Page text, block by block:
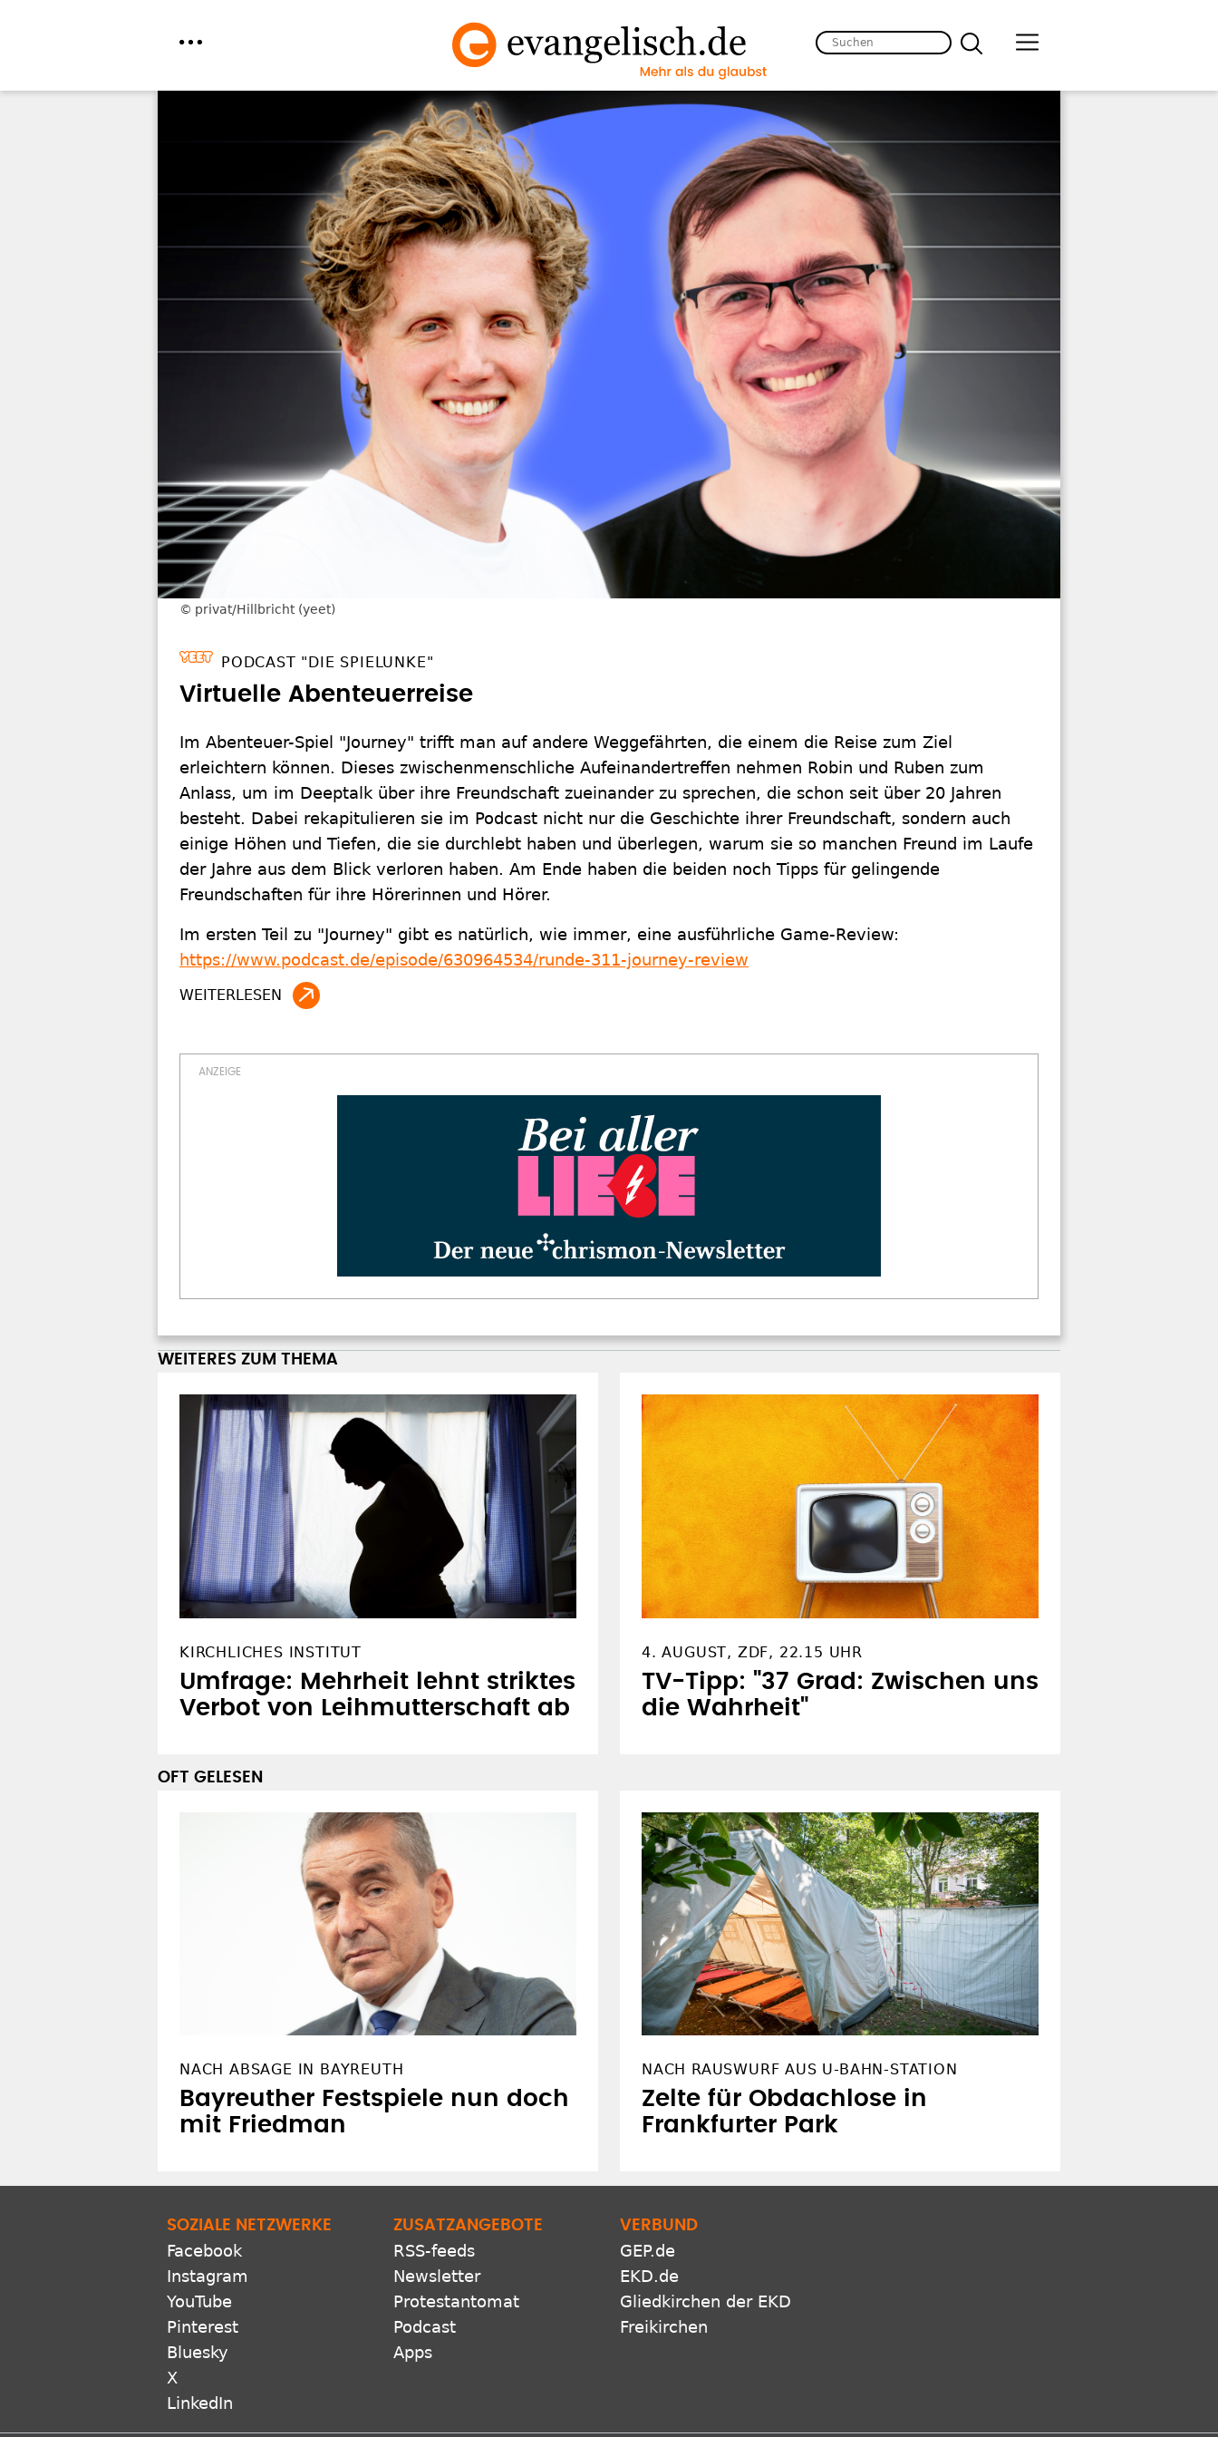
privat/Hillbricht (yeet)
PODCAST "DIE SPIELUNKE"
Virtuelle Abenteuerreise
Im Abenteuer-Spiel "Journey" trifft man auf andere Weggefährten, die einem die Reise zum Ziel
erleichtern können. Dieses zwischenmenschliche Aufeinandertreffen nehmen Robin und Ruben zum
Anlass, um im Deeptalk über ihre Freundschaft zueinander zu sprechen, die schon seit über 20 Jahren
besteht. Dabei rekapitulieren sie im Podcast nicht nur die Geschichte ihrer Freundschaft, sondern auch
einige Höhen und Tiefen, die sie durchlebt haben und überlegen, warum sie so manchen Freund im Laufe
der Jahre aus dem Blick verloren haben. Am Ende haben die beiden noch Tipps für gelingende
Freundschaften für ihre Hörerinnen und Hörer.
Im ersten Teil zu "Journey" gibt es natürlich, wie immer, eine ausführliche Game-Review:
https://www.podcast.de/episode/630964534/runde-311-journey-review
WEITERES ZUM THEMA
KIRCHLICHES INSTITUT
Umfrage: Mehrheit lehnt striktes
Verbot von Leihmutterschaft ab
4. AUGUST, ZDF, 22.15 UHR
TV-Tipp: "37 Grad: Zwischen uns
die Wahrheit"
OFT GELESEN
NACH ABSAGE IN BAYREUTH
Bayreuther Festspiele nun doch
mit Friedman
NACH RAUSWURF AUS U-BAHN-STATION
Zelte für Obdachlose in
Frankfurter Park
SOZIALE NETZWERKE
Facebook
Instagram
YouTube
Pinterest
Bluesky
X
LinkedIn
ZUSATZANGEBOTE
RSS-feeds
Newsletter
Protestantomat
Podcast
Apps
VERBUND
GEP.de
EKD.de
Gliedkirchen der EKD
Freikirchen